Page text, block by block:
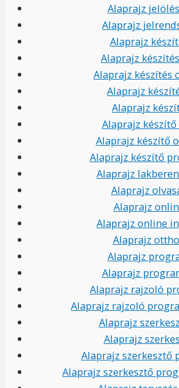
Alaprajz
Alaprajz
Alaprajz
Alaprajz
Alaprajz készítés
Alaprajz
Alaprajz
Alaprajz készítő
Alaprajz készítő
Alaprajz készítő
Alaprajz
Alaprajz
Alaprajz
Alaprajz online
Alaprajz
Alaprajz
Alaprajz
Alaprajz rajzoló
Alaprajz rajzoló
Alaprajz
Alaprajz
Alaprajz szerkesztő
Alaprajz szerkesztő